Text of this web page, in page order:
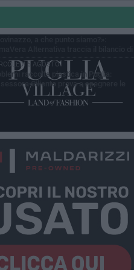
Handmade", a Giovinazzo apre la
3 AGOSTO
5 AGOSTO
raccolta plastica in Puglia:
Ciliento prova a spegnere le